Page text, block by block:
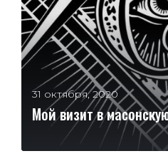
31 октября, 2020
Мой визит в